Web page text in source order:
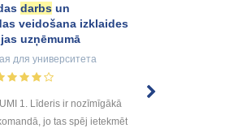
darbs un
veidošana izklaides
uzņēmumā
для университета
1. Līderis ir nozīmīgākā
jo tas spēj ietekmēt